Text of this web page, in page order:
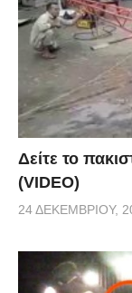
Δείτε το
(VIDEO)
24 ΔΕΚΕΜΒΡΊΟΥ,